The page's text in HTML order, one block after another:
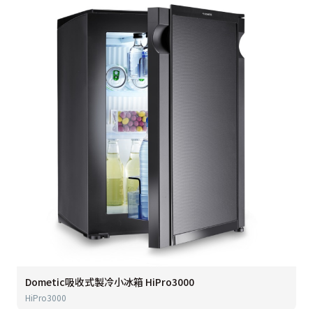
Dometic吸收式製冷小冰箱 HiPro3000
HiPro3000